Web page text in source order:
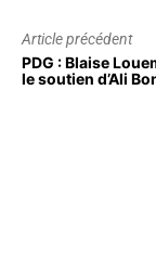
Article précédent
PDG : Blaise
le soutien d’Ali